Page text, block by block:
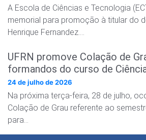
A Escola de Ciências e Tecnologia
memorial para promoção à titular do
Henrique Fernandez….
UFRN promove Colação de
formandos do curso de
24 de julho de 2026
Na próxima terça-feira, 28 de julho,
Colação de Grau referente ao
para…